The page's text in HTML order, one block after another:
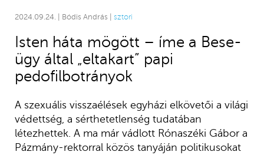
2024.09.24. | Bódis András | sztori
Isten háta mögött – íme a Bese-
ügy által „eltakart” papi
pedofilbotrányok
A szexuális visszaélések egyházi elkövetői a világi
védettség, a sérthetetlenség tudatában
létezhettek. A ma már vádlott Rónaszéki Gábor a
Pázmány-rektorral közös tanyáján politikusokat